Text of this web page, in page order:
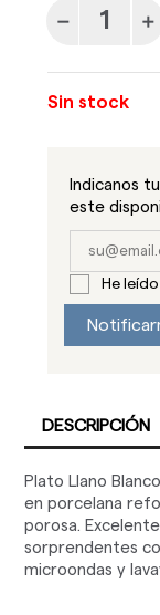
Sin stock
Indicanos
este
He
DESCRIPCIÓN
Plato Llano
en porcelana
porosa.
sorprendentes
microondas y